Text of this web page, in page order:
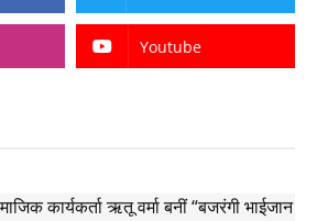
Youtube